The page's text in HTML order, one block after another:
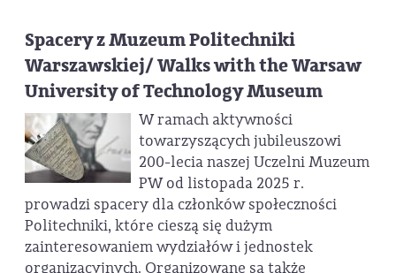
Spacery z Muzeum Politechniki
Warszawskiej/ Walks with the Warsaw
University of Technology Museum
W ramach aktywności
towarzyszących jubileuszowi
200-lecia naszej Uczelni Muzeum
PW od listopada 2025 r.
prowadzi spacery dla członków społeczności
Politechniki, które cieszą się dużym
zainteresowaniem wydziałów i jednostek
organizacyjnych. Organizowane są także